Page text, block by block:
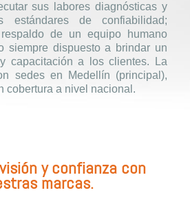
sus labores diagnósticas y
estándares de confiabilidad;
de un equipo humano
siempre dispuesto a brindar un
capacitación a los clientes. La
sedes en Medellín (principal),
cobertura a nivel nacional.
y confianza con
marcas.